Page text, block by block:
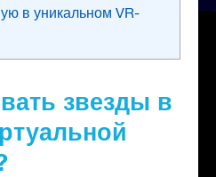
в уникальном VR-
звезды в